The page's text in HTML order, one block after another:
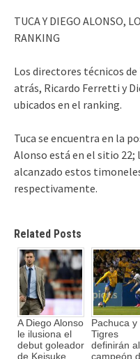
TUCA Y DIEGO ALONSO,
RANKING
Los directores técnicos de
atrás, Ricardo Ferretti y
ubicados en el ranking.
Tuca se encuentra en la
Alonso está en el sitio 22;
alcanzado estos
respectivamente.
Related Posts
A Diego Alonso
le ilusiona el
debut goleador
de Keisuke
Pachuca y
Tigres
definirán al
campeón